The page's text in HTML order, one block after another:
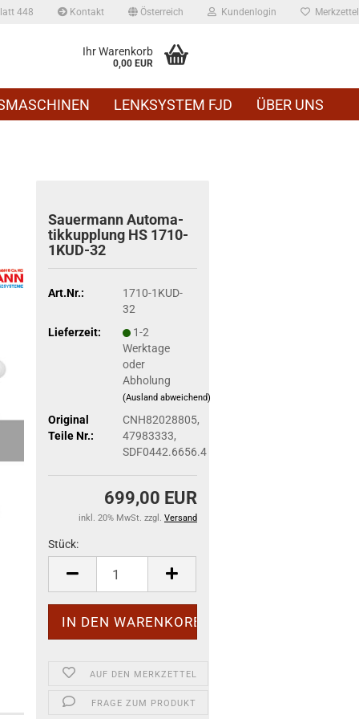
448 Kontakt Österreich Kundenlogin Merkzettel
Ihr Warenkorb
0,00 EUR
LENKSYSTEM FJD ÜBER UNS
Sauer­mann Au­to­ma­
tik­kupp­lung HS 1710-​
1KUD-32
Art.Nr.:
1710-1KUD-
32
Lieferzeit:
1-2
Werktage
oder
Abholung
(Ausland abweichend)
Original
Teile Nr.:
CNH82028805,
47983333,
SDF0442.6656.4
699,00 EUR
inkl. 20% MwSt. zzgl. Versand
Stück:
Stück
AUF DEN MERKZETTEL
FRAGE ZUM PRODUKT